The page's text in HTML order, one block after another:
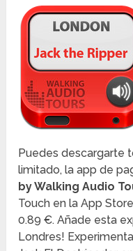
Puedes descargarte
limitado, la app de
by Walking Audio
Touch en la App
0.89 €. Añade esta
Londres!